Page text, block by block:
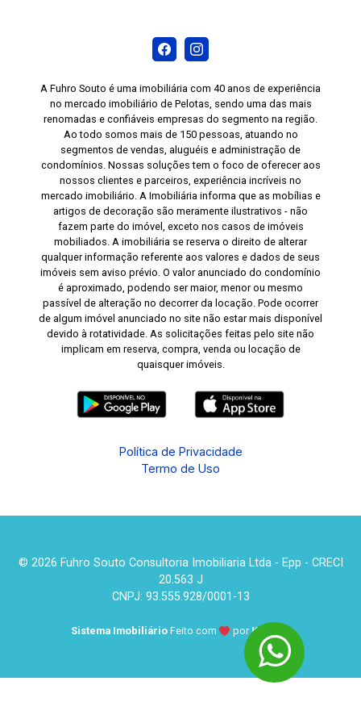
dormitórios, proporcionando conforto e um
ambiente acolhedor. Revestimento cerâmico nas
áreas molhadas, facilitando a limpeza e a
manutenção. Janela com rede de proteção,
oferecendo mais segurança para famílias com
crianças e animais de estimação. Ar-
condicionado split instalado no dormitório
principal. Se você procura um apartamento que
ofereça conforto, praticidade e uma excelente
localização, esta é uma ótima oportunidade.
Agende sua visita e conheça pessoalmente
todos os detalhes deste imóvel no Condomínio
Albatroz.
A Fuhro Souto é uma imobiliária com 40 anos de experiência
no mercado imobiliário de Pelotas, sendo uma das mais
renomadas e confiáveis empresas do segmento na região.
Ao todo somos mais de 150 pessoas, atuando no
segmentos de vendas, aluguéis e administração de
condomínios. Nossas soluções tem o foco de oferecer aos
nossos clientes e parceiros, experiência incríveis no
mercado imobiliário. A Imobiliária informa que as mobílias e
artigos de decoração são meramente ilustrativos - não
fazem parte do imóvel, exceto nos casos de imóveis
mobiliados. A imobiliária se reserva o direito de alterar
qualquer informação referente aos valores e dados de seus
imóveis sem aviso prévio. O valor anunciado do condomínio
é aproximado, podendo ser maior, menor ou mesmo
passível de alteração no decorrer da locação. Pode ocorrer
de algum imóvel anunciado no site não estar mais disponível
devido à rotatividade. As solicitações feitas pelo site não
implicam em reserva, compra, venda ou locação de
quaisquer imóveis.
Política de Privacidade
Termo de Uso
© 2026 Fuhro Souto Consultoria Imobiliaria Ltda - Epp - CRECI
20.563 J
CNPJ: 93.555.928/0001-13
Sistema Imobiliário Feito com porKUROLE